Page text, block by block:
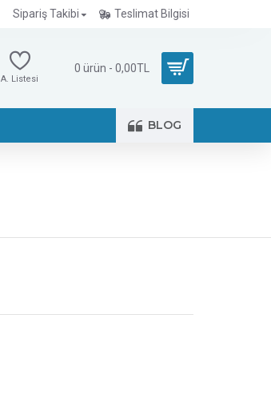
Sipariş Takibi Teslimat Bilgisi
A. Listesi
0 ürün - 0,00TL
BLOG